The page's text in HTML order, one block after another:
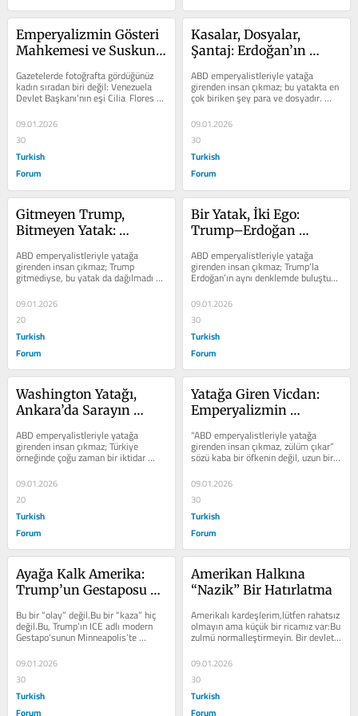
Emperyalizmin Gösteri
Mahkemesi ve Suskun
Sahnesi
Gazetelerde fotoğrafta gördüğünüz
kadın sıradan biri değil: Venezuela
Devlet Başkanı’nın eşi Cilia  Flores
— ABD tarafından...
09.01.2026
30
Turkish
Forum
Kasalar, Dosyalar,
Şantaj: Erdoğan’ın
Trump’ın Elindeki Koz
ABD emperyalistleriyle yatağa
girenden insan çıkmaz; bu yatakta en
çok biriken şey para ve dosyadır.
Erdoğan’ın dışarıdaki mal...
09.01.2026
30
Turkish
Forum
Gitmeyen Trump,
Bitmeyen Yatak:
Zülüm İttifakı
ABD emperyalistleriyle yatağa
girenden insan çıkmaz; Trump
gitmediyse, bu yatak da dağılmadı
demektir. Bugün Trump–Erdoğan
hattı,...
09.01.2026
20
Turkish
Forum
Bir Yatak, İki Ego:
Trump–Erdoğan
Diplomatik Tarihi
ABD emperyalistleriyle yatağa
girenden insan çıkmaz; Trump’la
Erdoğan’ın aynı denklemde buluştuğu
yerde ise kurumsal ciddiyet hiç...
09.01.2026
30
Turkish
Forum
Washington Yatağı,
Ankara’da Sarayın
ABD emperyalistleriyle yatağa
girenden insan çıkmaz; Türkiye
örneğinde çoğu zaman bir iktidar
refleksi, bir yönetme alışkanlığı, en...
09.01.2026
20
Turkish
Forum
Yatağa Giren Vicdan:
Emperyalizmin
“ABD emperyalistleriyle yatağa
girenden insan çıkmaz, zülüm çıkar”
sözü kaba bir öfkenin değil, uzun bir
09.01.2026
30
Turkish
Forum
Ayağa Kalk Amerika:
Trump’un Gestaposu
Kalma
Bu bir “olay” değil.Bu bir “kaza” hiç
değil.Bu, Trump’ın ICE adlı modern
Gestapo’sunun Minneapolis’te
işlediği açık bir...
09.01.2026
30
Turkish
Forum
Amerikan Halkına
“Nazik” Bir Hatırlatma
Amerikalı kardeşlerim,lütfen rahatsız
olmayın ama küçük bir ricamız var:Bu
zulmü normalleştirmeyin. Bir devlet
kurumu, mahkeme zahmetine...
09.01.2026
30
Turkish
Forum